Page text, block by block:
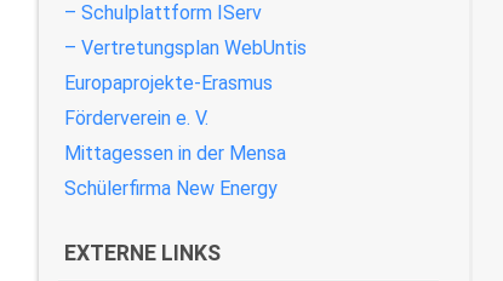
– Schulplattform IServ
– Vertretungsplan WebUntis
Europaprojekte-Erasmus
Förderverein e. V.
Mittagessen in der Mensa
Schülerfirma New Energy
EXTERNE LINKS